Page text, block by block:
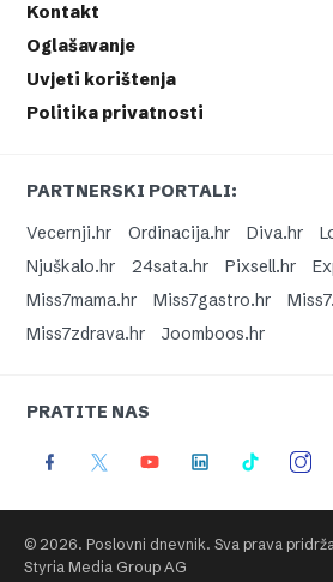
Kontakt
Oglašavanje
Uvjeti korištenja
Politika privatnosti
PARTNERSKI PORTALI:
Vecernji.hr
Ordinacija.hr Diva.hr
Njuškalo.hr
24sata.hr Pixsell.hr
Miss7mama.hr
Miss7gastro.hr
Miss7zdrava.hr
Joomboos.hr
PRATITE NAS
© 2026. Poslovni dnevnik. Sva prava
Styria Media Group AG